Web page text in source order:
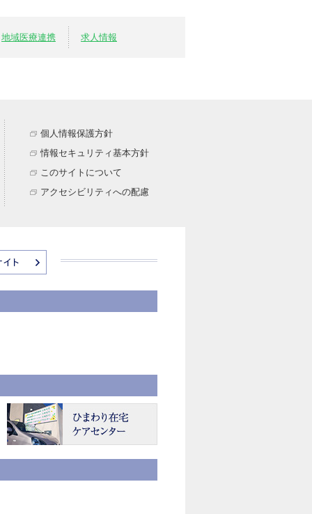
地域医療連携 求人情報
個人情報保護方針
情報セキュリティ基本方針
このサイトについて
アクセシビリティへの配慮